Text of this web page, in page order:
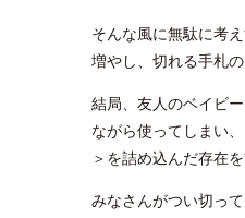
そんな風に無駄に考
増やし、切れる手札
結局、友人のベイビ
ながら使ってしまい
＞を詰め込んだ存在
みなさんがつい切っ